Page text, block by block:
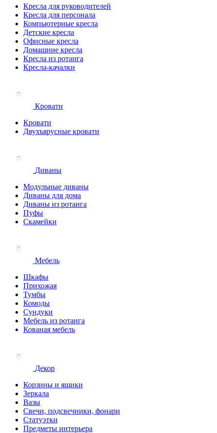
Кресла для руководителей
Кресла для персонала
Компьютерные кресла
Детские кресла
Офисные кресла
Домашние кресла
Кресла из ротанга
Кресла-качалки
Кровати
Кровати
Двухъярусные кровати
Диваны
Модульные диваны
Диваны для дома
Диваны из ротанга
Пуфы
Скамейки
Мебель
Шкафы
Прихожая
Тумбы
Комоды
Сундуки
Мебель из ротанга
Кованая мебель
Декор
Корзины и ящики
Зеркала
Вазы
Свечи, подсвечники, фонари
Статуэтки
Предметы интерьера